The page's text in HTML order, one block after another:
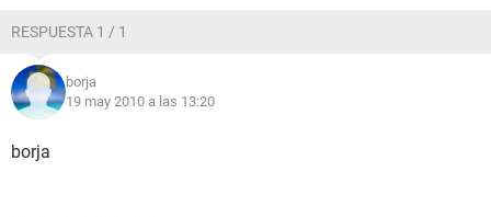
RESPUESTA 1 / 1
borja
19 may 2010 a las 13:20
borja